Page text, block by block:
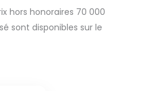
hors honoraires 70 000
sont disponibles sur le